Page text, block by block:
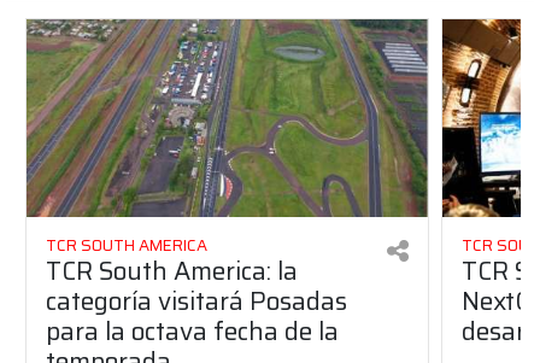
TCR SOUTH AMERICA
TCR South America: la
categoría visitará Posadas
para la octava fecha de la
TCR
TCR